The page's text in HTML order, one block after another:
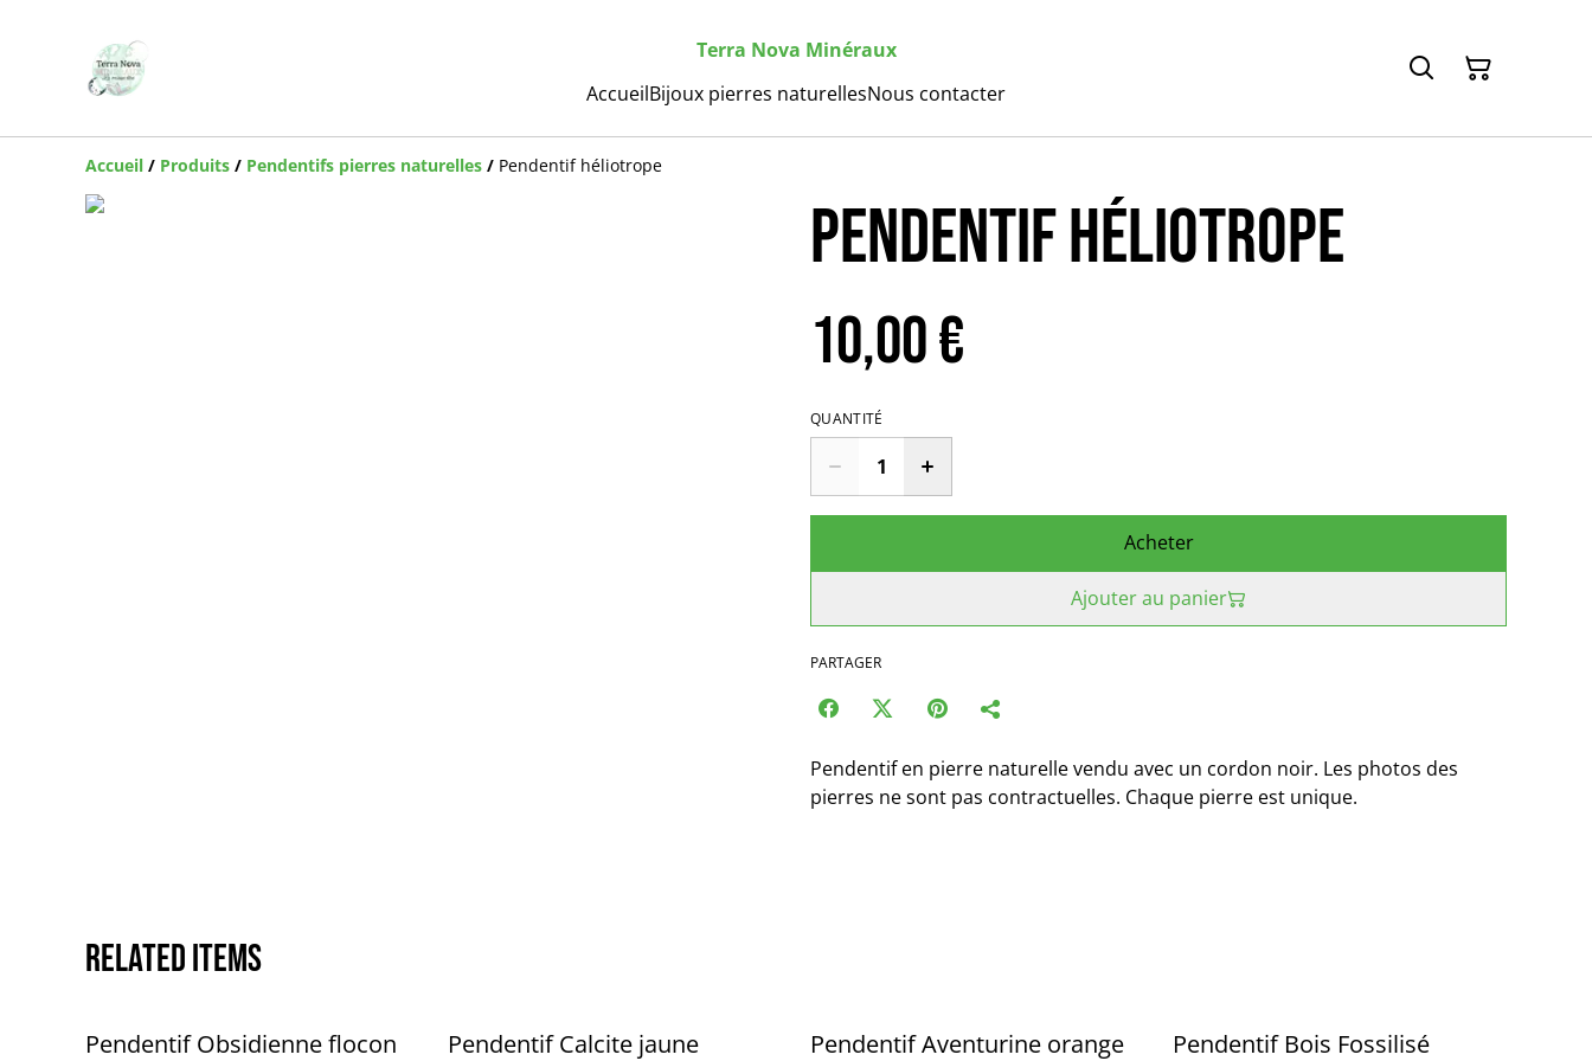
Terra Nova Minéraux
AccueilBijoux pierres naturellesNous contacter
Accueil / Produits / Pendentifs pierres naturelles / Pendentif héliotrope
Pendentif héliotrope
10,00 €
QUANTITÉ
Acheter
Ajouter au panier
PARTAGER
Pendentif en pierre naturelle vendu avec un cordon noir. Les photos des
pierres ne sont pas contractuelles. Chaque pierre est unique.
Related items
Pendentif Obsidienne flocon
Pendentif Calcite jaune Pendentif Aventurine orange Pendentif Bois Fossilisé